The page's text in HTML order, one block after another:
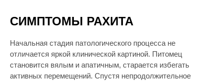
СИМПТОМЫ РАХИТА
Начальная стадия патологического процесса не
отличается яркой клинической картиной. Питомец
становится вялым и апатичным, старается избегать
активных перемещений. Спустя непродолжительное